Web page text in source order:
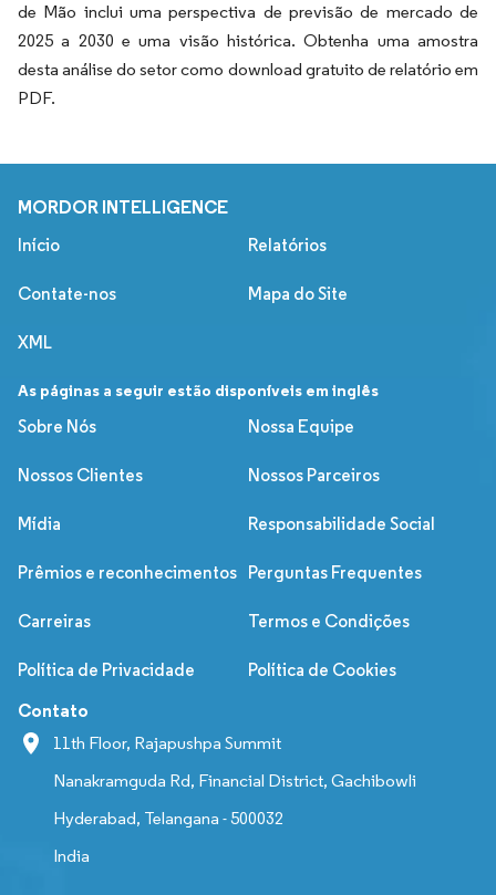
de Mão inclui uma perspectiva de previsão de mercado de
2025 a 2030 e uma visão histórica. Obtenha uma amostra
desta análise do setor como download gratuito de relatório em
PDF.
MORDOR INTELLIGENCE
Início Relatórios
Contate-nos Mapa do Site
XML
As páginas a seguir estão disponíveis em inglês
Sobre Nós
Nossa Equipe
Nossos Clientes Nossos Parceiros
Mídia Responsabilidade Social
Prêmios e reconhecimentos Perguntas Frequentes
Carreiras Termos e Condições
Política de Privacidade Política de Cookies
Contato
11th Floor, Rajapushpa Summit
Nanakramguda Rd, Financial District, Gachibowli
Hyderabad, Telangana - 500032
India